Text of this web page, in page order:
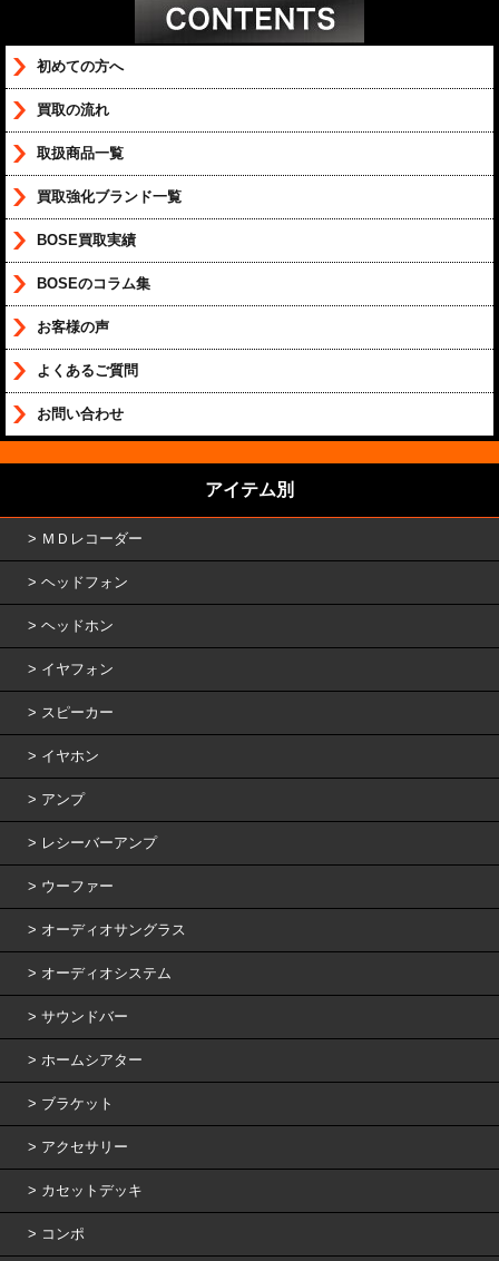
初めての方へ
買取の流れ
取扱商品一覧
買取強化ブランド一覧
BOSE買取実績
BOSEのコラム集
お客様の声
よくあるご質問
お問い合わせ
アイテム別
ＭＤレコーダー
ヘッドフォン
ヘッドホン
イヤフォン
スピーカー
イヤホン
アンプ
レシーバーアンプ
ウーファー
オーディオサングラス
オーディオシステム
サウンドバー
ホームシアター
ブラケット
アクセサリー
カセットデッキ
コンポ